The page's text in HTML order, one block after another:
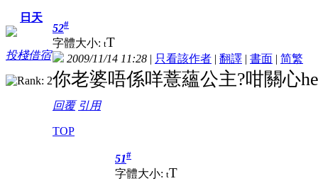
日天
投棧借宿
52#
字體大小: tT
2009/11/14 11:28 | 只看該作者 | 翻譯 | 書面 | 简繁
你老婆唔係咩薏蘊公主?咁關心
回覆 引用
TOP
51#
字體大小: tT